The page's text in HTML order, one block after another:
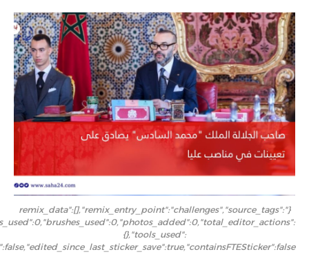
{"remix_data":[],"remix_entry_point":"challenges","source_tags":
{},"tools_used":